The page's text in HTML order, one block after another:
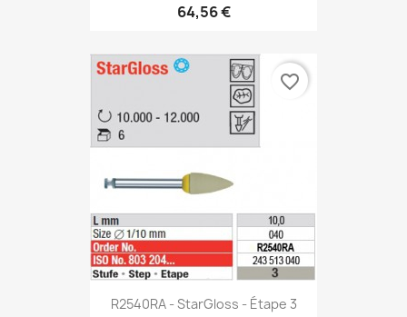
64,56 €
R2540RA - StarGloss - Étape 3
favorite_border